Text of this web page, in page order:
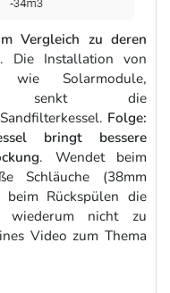
Vergleich zu deren
. Die Installation von
wie Solarmodule,
senkt die
Folge:
bringt bessere
. Wendet beim
Schläuche (38mm
Rückspülen die
wiederum nicht zu
Video zum Thema